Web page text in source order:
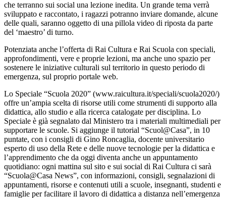
che terranno sui social una lezione inedita. Un grande tema verrà
sviluppato e raccontato, i ragazzi potranno inviare domande, alcune
delle quali, saranno oggetto di una pillola video di riposta da parte
del ‘maestro’ di turno.
Potenziata anche l’offerta di Rai Cultura e Rai Scuola con speciali,
approfondimenti, vere e proprie lezioni, ma anche uno spazio per
sostenere le iniziative culturali sul territorio in questo periodo di
emergenza, sul proprio portale web.
Lo Speciale “Scuola 2020” (www.raicultura.it/speciali/scuola2020/)
offre un’ampia scelta di risorse utili come strumenti di supporto alla
didattica, allo studio e alla ricerca catalogate per disciplina. Lo
Speciale è già segnalato dal Ministero tra i materiali multimediali per
supportare le scuole. Si aggiunge il tutorial “Scuol@Casa”, in 10
puntate, con i consigli di Gino Roncaglia, docente universitario
esperto di uso della Rete e delle nuove tecnologie per la didattica e
l’apprendimento che da oggi diventa anche un appuntamento
quotidiano: ogni mattina sul sito e sui social di Rai Cultura ci sarà
“Scuola@Casa News”, con informazioni, consigli, segnalazioni di
appuntamenti, risorse e contenuti utili a scuole, insegnanti, studenti e
famiglie per facilitare il lavoro di didattica a distanza nell’emergenza